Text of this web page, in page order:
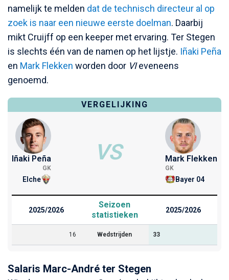
namelijk te melden dat de technisch directeur al op
zoek is naar een nieuwe eerste doelman. Daarbij
mikt Cruijff op een keeper met ervaring. Ter Stegen
is slechts één van de namen op het lijstje. Iñaki Peña
en Mark Flekken worden door VIeveneens
genoemd.
VERGELIJKING
Iñaki Peña
GK
Elche
VS Mark Flekken
GK
Bayer 04
2025/2026
Seizoen
statistieken
2025/2026
16 Wedstrijden 33
Salaris Marc-André ter Stegen